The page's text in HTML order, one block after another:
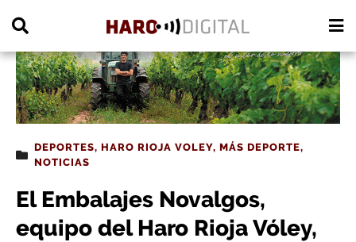
DEPORTES, HARO RIOJA VOLEY, MÁS DEPORTE,
NOTICIAS
El Embalajes Novalgos,
equipo del Haro Rioja Vóley,